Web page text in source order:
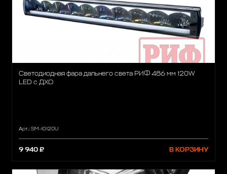
Светодиодная фара дальнего света РИФ 486 мм 120W
LED с ДХО
Арт.: SM-10120U
9 940 ₽ В КОРЗИНУ